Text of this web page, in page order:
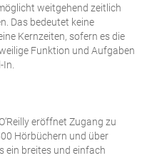
weitgehend zeitlich
Das bedeutet keine
Kernzeiten, sofern es die
Funktion und Aufgaben
eröffnet Zugang zu
Hörbüchern und über
ein breites und einfach